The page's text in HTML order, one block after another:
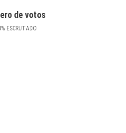
de votos
% ESCRUTADO